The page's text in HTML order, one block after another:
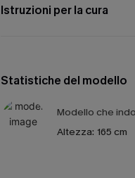
Istruzioni per la cura
Statistiche del modello
Modello che
Altezza: 165 cm